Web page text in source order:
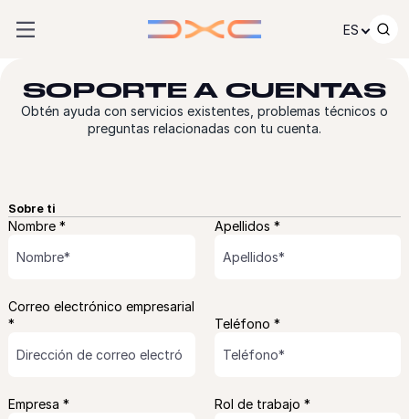
ES
SOPORTE A CUENTAS
Obtén ayuda con servicios existentes, problemas técnicos o
preguntas relacionadas con tu cuenta.
Sobre ti
Nombre * Apellidos *
Correo electrónico empresarial
*
Teléfono *
Empresa * Rol de trabajo *